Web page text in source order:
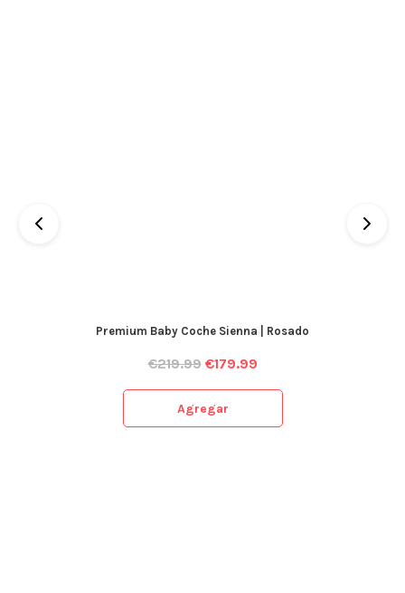
Premium Baby Coche Sienna | Rosado
€219.99 €179.99
Agregar